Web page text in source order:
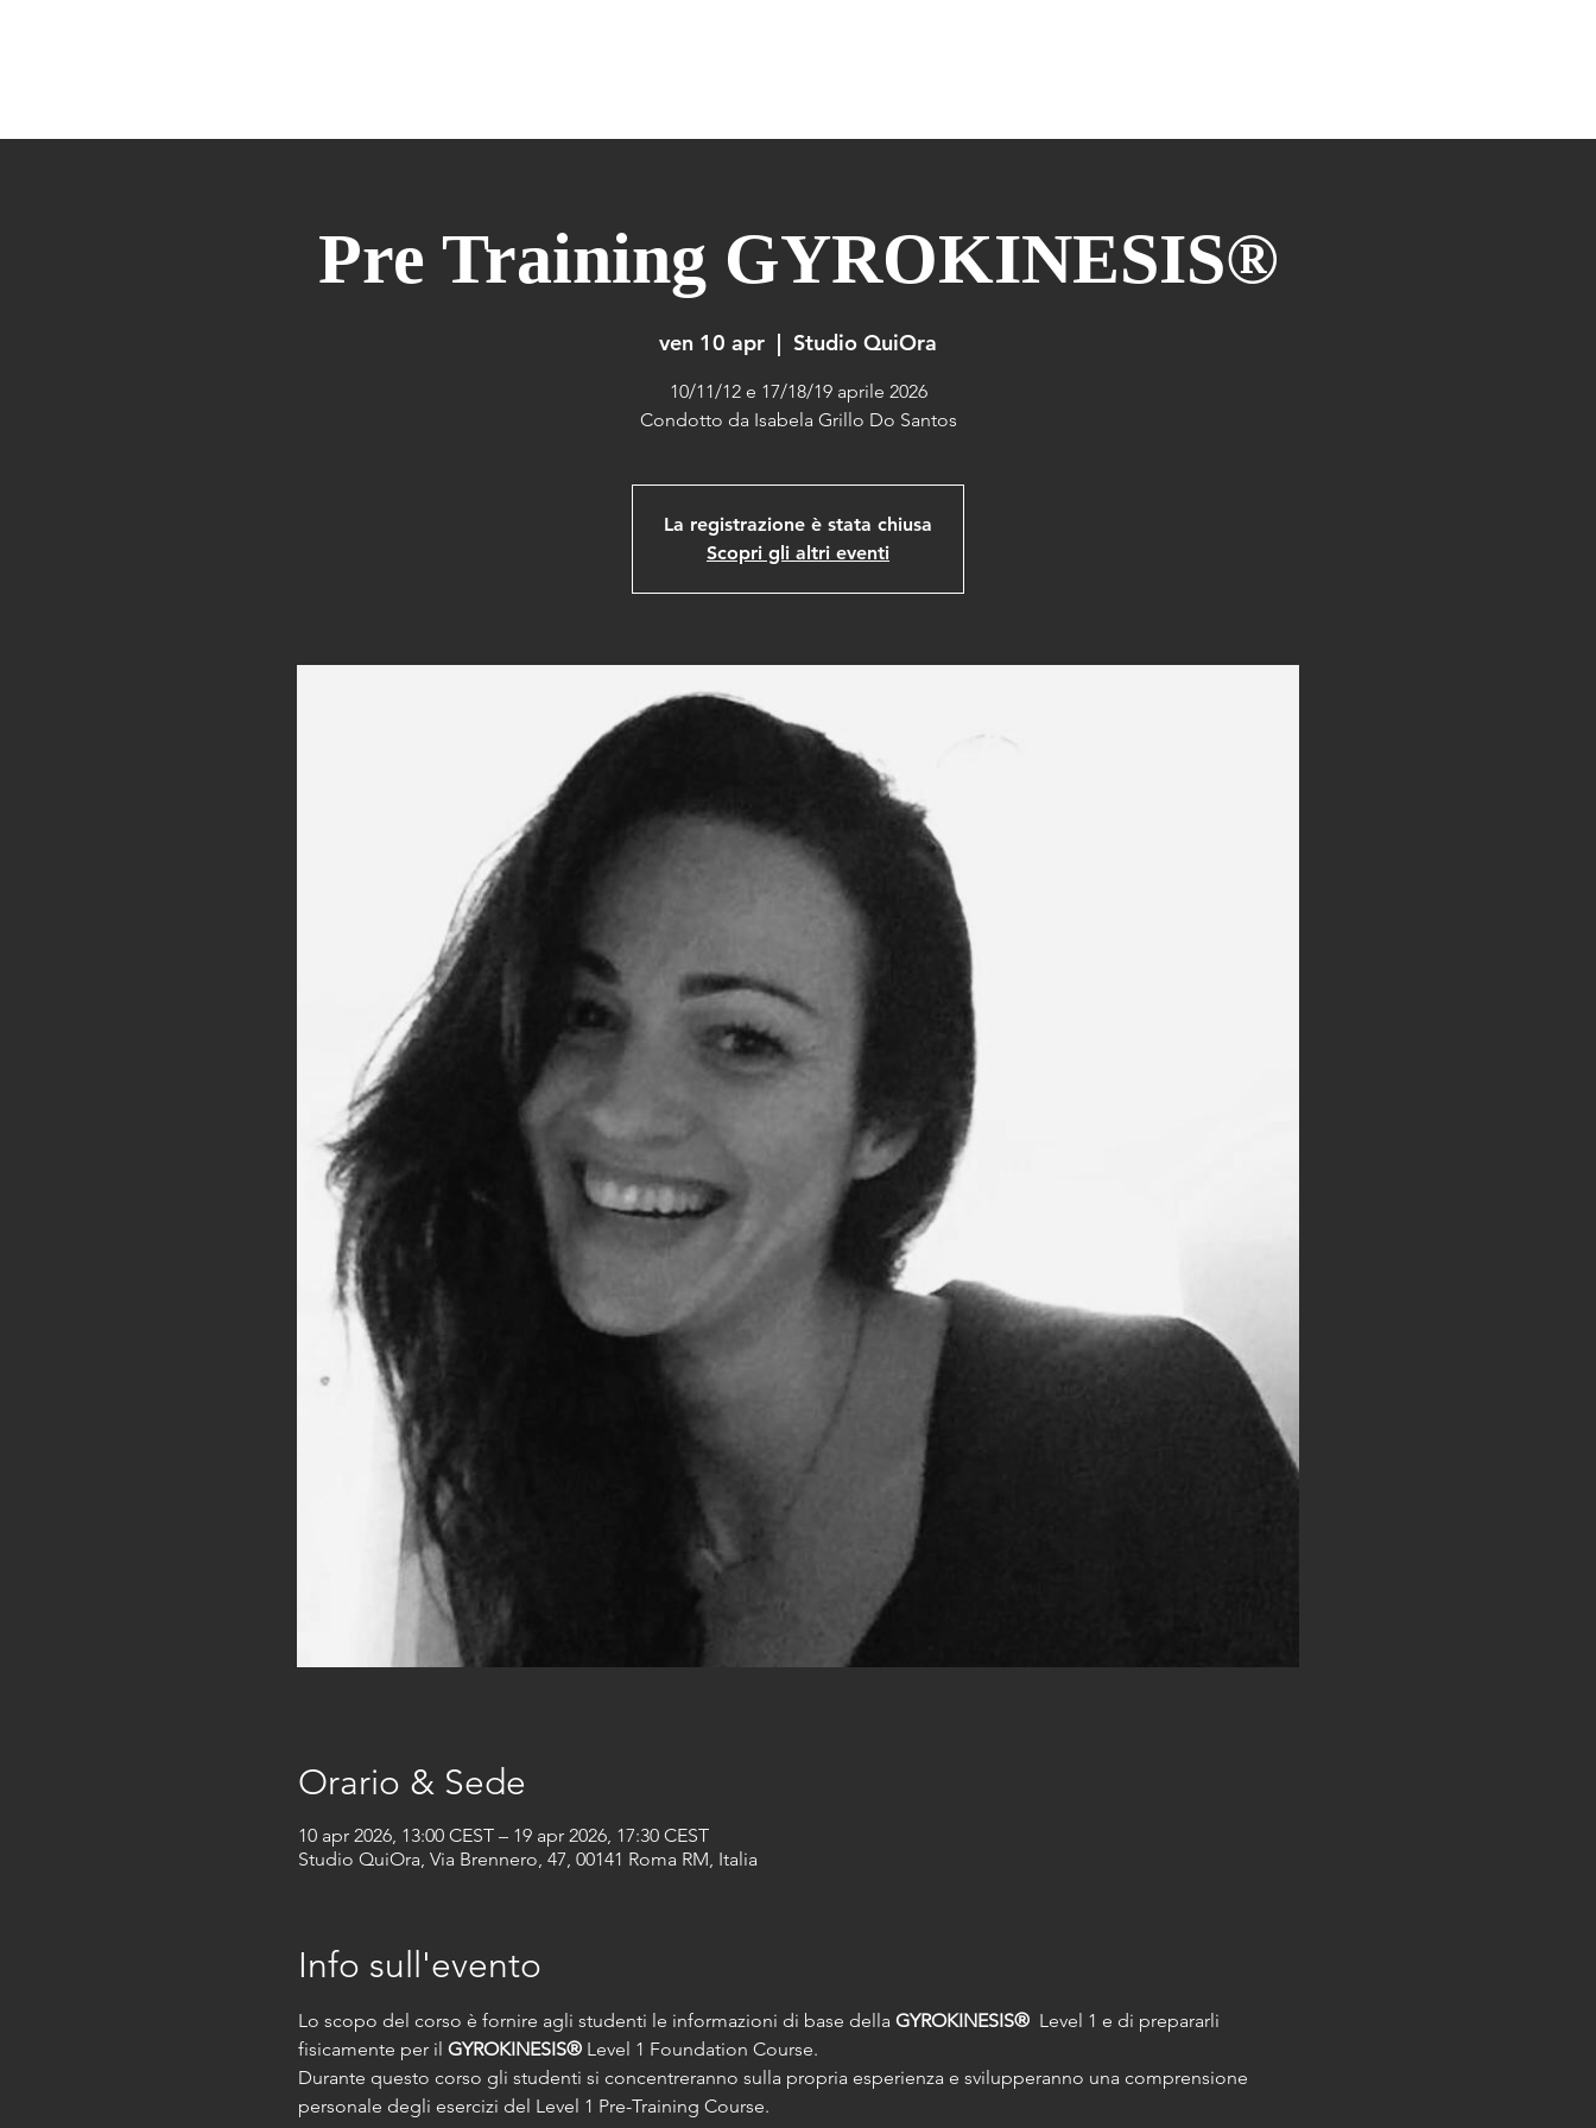
Pre Training GYROKINESIS®
ven 10 apr
  |
Studio QuiOra
10/11/12 e 17/18/19 aprile 2026
Condotto da Isabela Grillo Do Santos
La registrazione è stata chiusa
Scopri gli altri eventi
Orario & Sede
10 apr 2026, 13:00 CEST – 19 apr 2026, 17:30 CEST
Studio QuiOra, Via Brennero, 47, 00141 Roma RM, Italia
Info sull'evento
Lo scopo del corso è fornire agli studenti le informazioni di base della GYROKINESIS® Level 1 e di prepararli
fisicamente per il GYROKINESIS® Level 1 Foundation Course.
Durante questo corso gli studenti si concentreranno sulla propria esperienza e svilupperanno una comprensione
personale degli esercizi del Level 1 Pre-Training Course.